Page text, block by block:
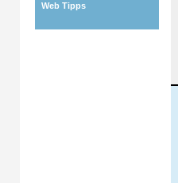
Web Tipps